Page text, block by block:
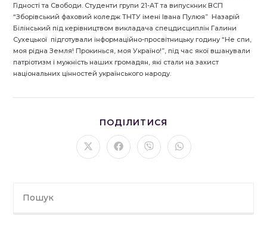
Гідності та Свободи. Студенти групи 21-АТ та випускник ВСП
“Зборівський фаховий коледж ТНТУ імені Івана Пулюя” Назарій
Білінський під керівництвом викладача спецдисциплін Галини
Сухецької підготували інформаційно-просвітницьку годину “Не спи,
моя рідна Земля! Прокинься, моя Україно!”, під час якої вшанували
патріотизм і мужність наших громадян, які стали на захист
національних цінностей українського народу.
ПОДІЛИТИСЯ
ЦИМ
ВМІСТОМ
Відкрити
в
Відкрити
в
Відкрити
в
Відкрити
в